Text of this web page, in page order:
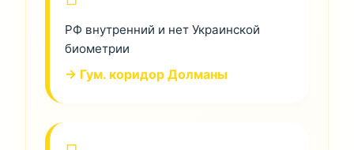
РФ внутренний и нет Украинской
биометрии
→ Гум. коридор Долманы